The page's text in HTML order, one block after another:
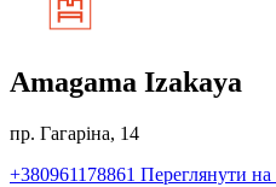
Amagama Izakaya
пр. Гагаріна, 14
+380961178861 Переглянути на